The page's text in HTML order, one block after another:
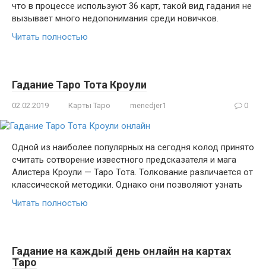
что в процессе используют 36 карт, такой вид гадания не
вызывает много недопонимания среди новичков.
Читать полностью
Гадание Таро Тота Кроули
02.02.2019 Карты Таро menedjer1 0
Одной из наиболее популярных на сегодня колод принято
считать сотворение известного предсказателя и мага
Алистера Кроули — Таро Тота. Толкование различается от
классической методики. Однако они позволяют узнать
Читать полностью
Гадание на каждый день онлайн на картах
Таро